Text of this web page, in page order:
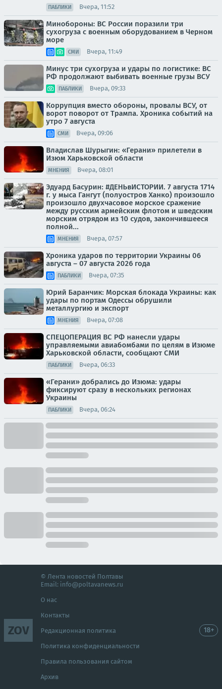
ПАБЛИКИ Вчера, 11:52
Минобороны: ВС России поразили три
сухогруза с военным оборудованием в Черном
море
СМИ Вчера, 11:49
Минус три сухогруза и удары по логистике: ВС
РФ продолжают выбивать военные грузы ВСУ
ПАБЛИКИ Вчера, 09:33
Коррупция вместо обороны, провалы ВСУ, от
ворот поворот от Трампа. Хроника событий на
утро 7 августа
СМИ Вчера, 09:06
Владислав Шурыгин: «Герани» прилетели в
Изюм Харьковской области
МНЕНИЯ Вчера, 08:01
Эдуард Басурин: #ДЕНЬвИСТОРИИ. 7 августа 1714
г. у мыса Гангут (полуостров Ханко) произошло
произошло двухчасовое морское сражение
между русским армейским флотом и шведским
морским отрядом из 10 судов, закончившееся
полной...
МНЕНИЯ Вчера, 07:57
Хроника ударов по территории Украины 06
августа – 07 августа 2026 года
ПАБЛИКИ Вчера, 07:35
Юрий Баранчик: Морская блокада Украины: как
удары по портам Одессы обрушили
металлургию и экспорт
МНЕНИЯ Вчера, 07:08
СПЕЦОПЕРАЦИЯ ВС РФ нанесли удары
управляемыми авиабомбами по целям в Изюме
Харьковской области, сообщают СМИ
ПАБЛИКИ Вчера, 06:33
«Герани» добрались до Изюма: удары
фиксируют сразу в нескольких регионах
Украины
ПАБЛИКИ Вчера, 06:24
ZOV
© Лента новостей Полтавы
Email: info@poltavanews.ru
О нас
Контакты
Редакционная политика
Политика конфиденциальности
Правила пользования сайтом
Архив
18+